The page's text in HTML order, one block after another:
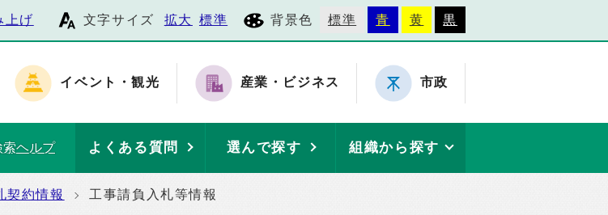
上げ 文字サイズ 拡大 標準 背景色 標準 青 黄 黒
イベント・観光 産業・ビジネス 市政
索ヘルプ よくある質問 選んで探す 組織から探す
契約情報 工事請負入札等情報